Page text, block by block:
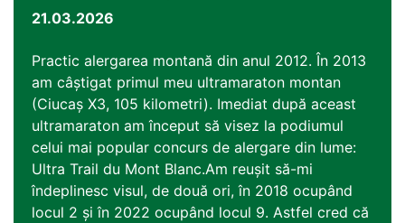
21.03.2026
Practic alergarea montană din anul 2012. În 2013
am câștigat primul meu ultramaraton montan
(Ciucaș X3, 105 kilometri). Imediat după aceast
ultramaraton am început să visez la podiumul
celui mai popular concurs de alergare din lume:
Ultra Trail du Mont Blanc.Am reușit să-mi
îndeplinesc visul, de două ori, în 2018 ocupând
locul 2 și în 2022 ocupând locul 9. Astfel cred că